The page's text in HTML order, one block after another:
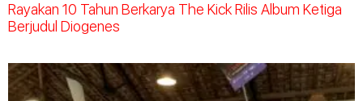
Rayakan 10 Tahun Berkarya The Kick Rilis Album Ketiga
Berjudul Diogenes